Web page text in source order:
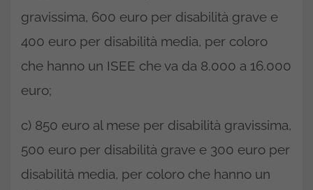
gravissima, 600 euro per disabilità grave e
400 euro per disabilità media, per coloro
che hanno un ISEE che va da 8.000 a 16.000
euro;
c) 850 euro al mese per disabilità gravissima,
500 euro per disabilità grave e 300 euro per
disabilità media, per coloro che hanno un